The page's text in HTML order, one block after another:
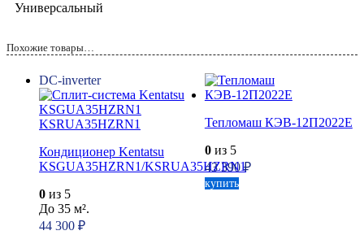
Универсальный
Похожие товары…
DC-inverter
Кондиционер Kentatsu
KSGUA35HZRN1/KSRUA35HZRN1
0 из 5
До 35 м².
44 300 ₽
Тепломаш КЭВ-12П2022Е
0из 5
43 390₽
купить